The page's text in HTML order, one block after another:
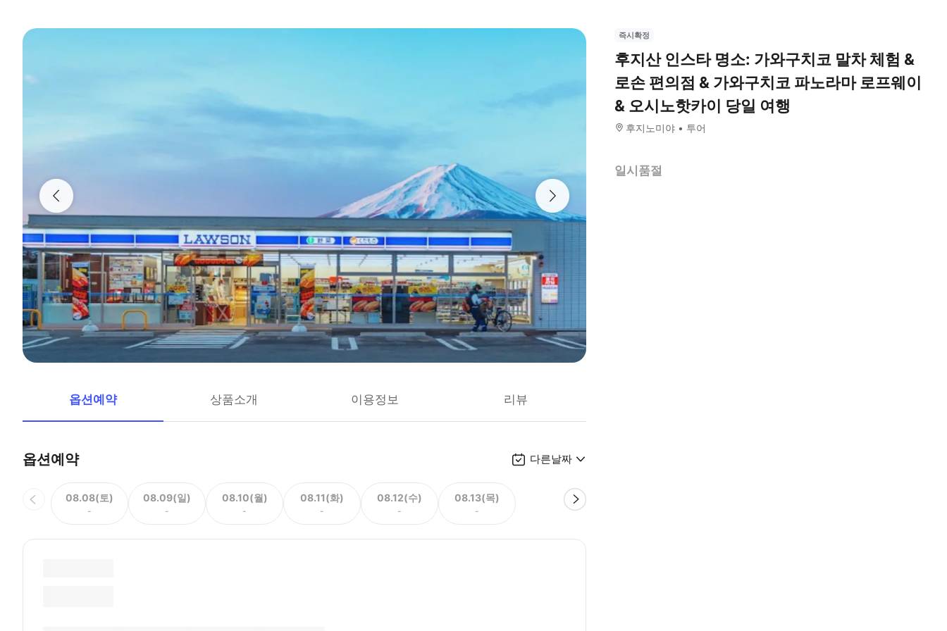
옵션예약 상품소개 이용정보 리뷰
옵션예약 다른날짜
08.08(토)
-
08.09(일)
-
08.10(월)
-
08.11(화)
-
08.12(수)
-
08.13(목)
-
즉시확정
후지산 인스타 명소: 가와구치코 말차 체험 &
로손 편의점 & 가와구치코 파노라마 로프웨이
& 오시노핫카이 당일 여행
후지노미야 투어
일시품절